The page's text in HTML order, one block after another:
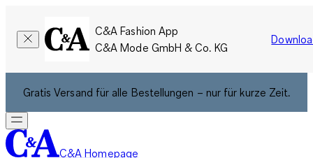
C&A Fashion App
C&A Mode GmbH & Co. KG
Gratis Versand für alle Bestellungen – nur für kurze Zeit.
C&A Homepage